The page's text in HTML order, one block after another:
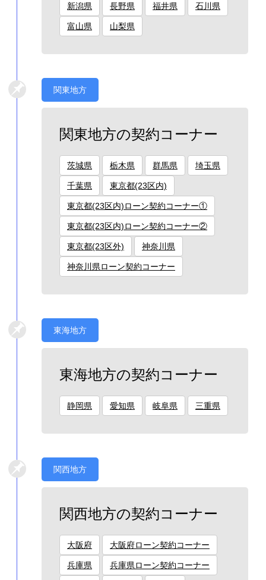
新潟県 長野県 福井県 石川県
富山県 山梨県
関東地方
関東地方の契約コーナー
茨城県 栃木県 群馬県 埼玉県
千葉県 東京都(23区内)
東京都(23区内)ローン契約コーナー①
東京都(23区内)ローン契約コーナー②
東京都(23区外) 神奈川県
神奈川県ローン契約コーナー
東海地方
東海地方の契約コーナー
静岡県 愛知県 岐阜県 三重県
関西地方
関西地方の契約コーナー
大阪府 大阪府ローン契約コーナー
兵庫県 兵庫県ローン契約コーナー